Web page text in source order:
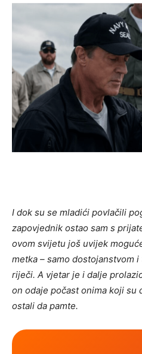
I dok su se mladići povlačili
zapovjednik ostao sam s
ovom svijetu još uvijek
metka – samo dostojanstvom
riječi. A vjetar je i dalje
on odaje počast onima koji su
ostali da pamte.